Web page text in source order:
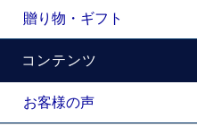
贈り物・ギフト
コンテンツ
お客様の声